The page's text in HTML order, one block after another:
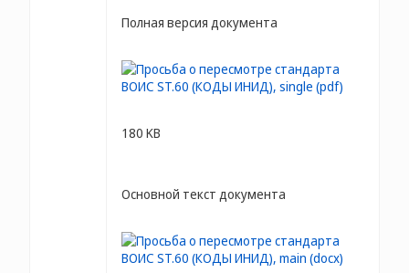
Полная версия документа
180 KB
Основной текст документа